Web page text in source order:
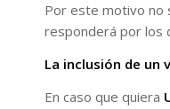
Por este motivo no
responderá por los
La inclusión de un
En caso que quiera